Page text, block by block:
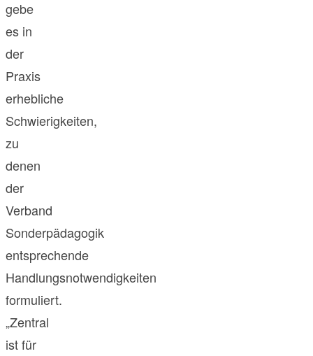
gebe
es in
der
Praxis
erhebliche
Schwierigkeiten,
zu
denen
der
Verband
Sonderpädagogik
entsprechende
Handlungsnotwendigkeiten
formuliert.
„Zentral
ist für